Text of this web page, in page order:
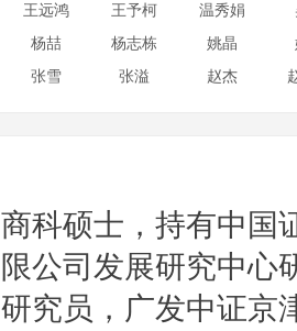
王远鸿 王予柯 温秀娟
杨喆 杨志栋 姚晶
张雪 张溢 赵杰
商科硕士，持有中国
限公司发展研究中心
研究员，广发中证京